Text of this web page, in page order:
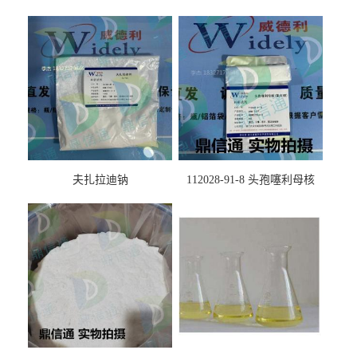
夫扎拉迪钠
112028-91-8 头孢噻利母核